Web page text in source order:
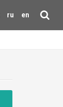
ru en